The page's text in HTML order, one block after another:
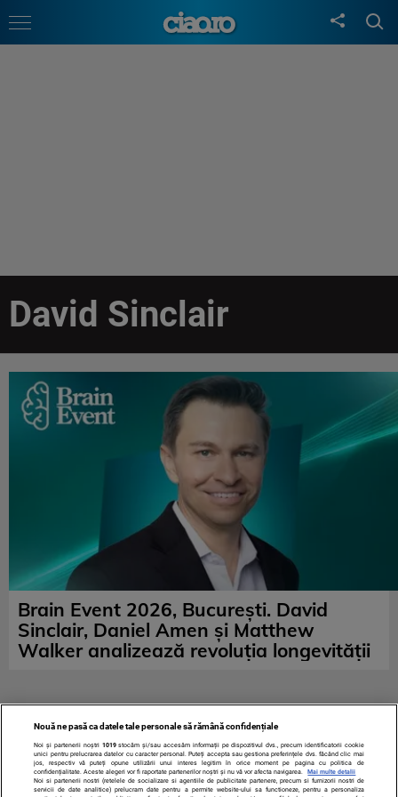
David Sinclair
Brain Event 2026, București. David
Sinclair, Daniel Amen și Matthew
Walker analizează revoluția longevității
Nouă ne pasă ca datele tale personale să rămână confidențiale
Noi și partenerii noștri 1019stocăm și/sau accesăm informații pe dispozitivul dvs., precum identificatorii cookie
unici pentru prelucrarea datelor cu caracter personal. Puteți accepta sau gestiona preferințele dvs. făcând clic mai
jos, respectiv vă puteți opune utilizării unui interes legitim în orice moment pe pagina cu politica de
confidențialitate. Aceste alegeri vor fi raportate partenerilor noștri și nu vă vor afecta navigarea.
Mai multe detalii
Noi si partenerii nostri (retelele de socializare si agentiile de publicitate partenere, precum si furnizorii nostri de
servicii de date analitice) prelucram date pentru a permite website-ului sa functioneze, pentru a personaliza